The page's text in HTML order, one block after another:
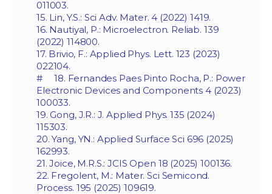
011003.
15. Lin, Y.S.: Sci Adv. Mater. 4 (2022) 1419.
16. Nautiyal, P.: Microelectron. Reliab. 139
(2022) 114800.
17. Brivio, F.: Applied Phys. Lett. 123 (2023)
022104.
# 18. Fernandes Paes Pinto Rocha, P.: Power
Electronic Devices and Components 4 (2023)
100033.
19. Gong, J.R.: J. Applied Phys. 135 (2024)
115303.
20. Yang, YN.: Applied Surface Sci 696 (2025)
162993.
21. Joice, M.R.S.: JCIS Open 18 (2025) 100136.
22. Fregolent, M.: Mater. Sci Semicond.
Process. 195 (2025) 109619.